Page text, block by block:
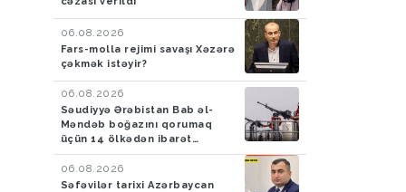
06.08.2026
Fars-molla rejimi savaşı Xəzərə
çəkmək istəyir?
06.08.2026
Səudiyyə Ərəbistan Bab əl-
Məndəb boğazını qorumaq
üçün 14 ölkədən ibarət
müdafiə koalisiyası yaradıb
06.08.2026
Səfəvilər tarixi Azərbaycan